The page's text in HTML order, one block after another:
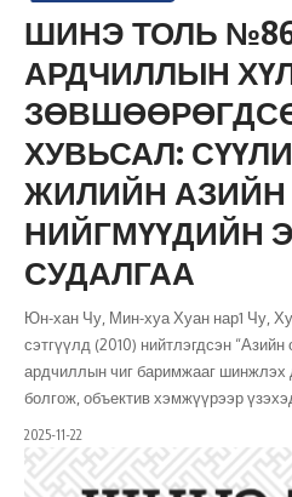
ШИНЭ ТОЛЬ №86
АРДЧИЛЛЫН
ХУВЬСАЛ:
ЖИЛИЙН АЗИЙН
НИЙГМҮҮДИЙН
СУДАЛГАА
Юн-хан Чу, Мин-хуа Хуан нар1 Чу,
сэтгүүлд (2010) нийтлэгдсэн
ардчиллын чиг баримжааг шинжлэх
болгож, объектив хэмжүүрээр
2025-11-22